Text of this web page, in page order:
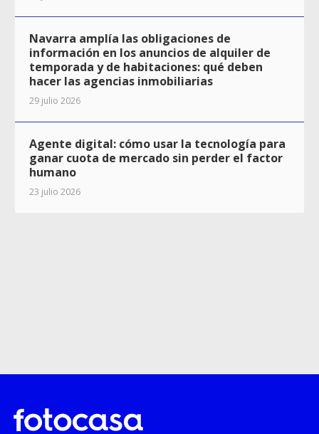
Navarra amplía las obligaciones de
información en los anuncios de alquiler de
temporada y de habitaciones: qué deben
hacer las agencias inmobiliarias
29 julio 2026
Agente digital: cómo usar la tecnología para
ganar cuota de mercado sin perder el factor
humano
23 julio 2026